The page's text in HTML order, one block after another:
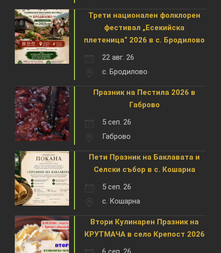
Трети национален фолклорен
фестивал „Есекийска
плетеница“ 2026 в с. Бродилово
22 авг. 26
с. Бродилово
Празник на Пестила 2026 в
Габрово
5 сеп. 26
Габрово
Пети Празник на Баклавата и
Селски събор в с. Кошарна
5 сеп. 26
с. Кошарна
Втори Кулинарен Празник на
КРУТМАЧА в село Крепост 2026